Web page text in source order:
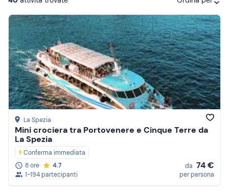
Attività consigliate
Prezzo (crescente)
Prezzo (decrescente)
Recensioni
La Spezia
Mini crociera tra Portovenere e Cinque Terre da
La Spezia
Conferma immediata
8 ore
4.7
1-194 partecipanti
da 74 €
per persona